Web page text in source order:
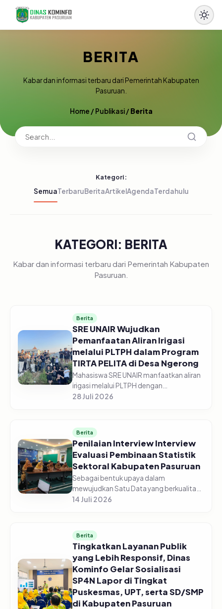
BERITA
Kabar dan informasi terbaru dari Pemerintah Kabupaten
Pasuruan.
Home /Publikasi/Berita
Kategori:
SemuaTerbaruBeritaArtikelAgendaTerdahulu
KATEGORI: BERITA
Kabar dan informasi terbaru dari Pemerintah Kabupaten
Pasuruan.
Berita
SRE UNAIR Wujudkan
Pemanfaatan Aliran Irigasi
melalui PLTPH dalam Program
TIRTA PELITA di Desa Ngerong
Mahasiswa SRE UNAIR manfaatkan aliran
irigasi melalui PLTPH dengan
memberdayakan warga Desa Ngerong di
potensi aliran...
28 Juli 2026
Berita
Penilaian Interview Interview
Evaluasi Pembinaan Statistik
Sektoral Kabupaten Pasuruan
Sebagai bentuk upaya dalam
mewujudkan Satu Data yang berkualitas,
Dinas Komunikasi dan Informatika
Statistik Se...
14 Juli 2026
Berita
Tingkatkan Layanan Publik
yang Lebih Responsif, Dinas
Kominfo Gelar Sosialisasi
SP4N Lapor di Tingkat
Puskesmas, UPT, serta SD/SMP
di Kabupaten Pasuruan